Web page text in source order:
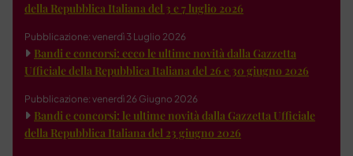
della Repubblica Italiana del 3 e 7 luglio 2026
Pubblicazione: venerdì 3 Luglio 2026
Bandi e concorsi: ecco le ultime novità dalla Gazzetta
Ufficiale della Repubblica Italiana del 26 e 30 giugno 2026
Pubblicazione: venerdì 26 Giugno 2026
Bandi e concorsi: le ultime novità dalla Gazzetta Ufficiale
della Repubblica Italiana del 23 giugno 2026